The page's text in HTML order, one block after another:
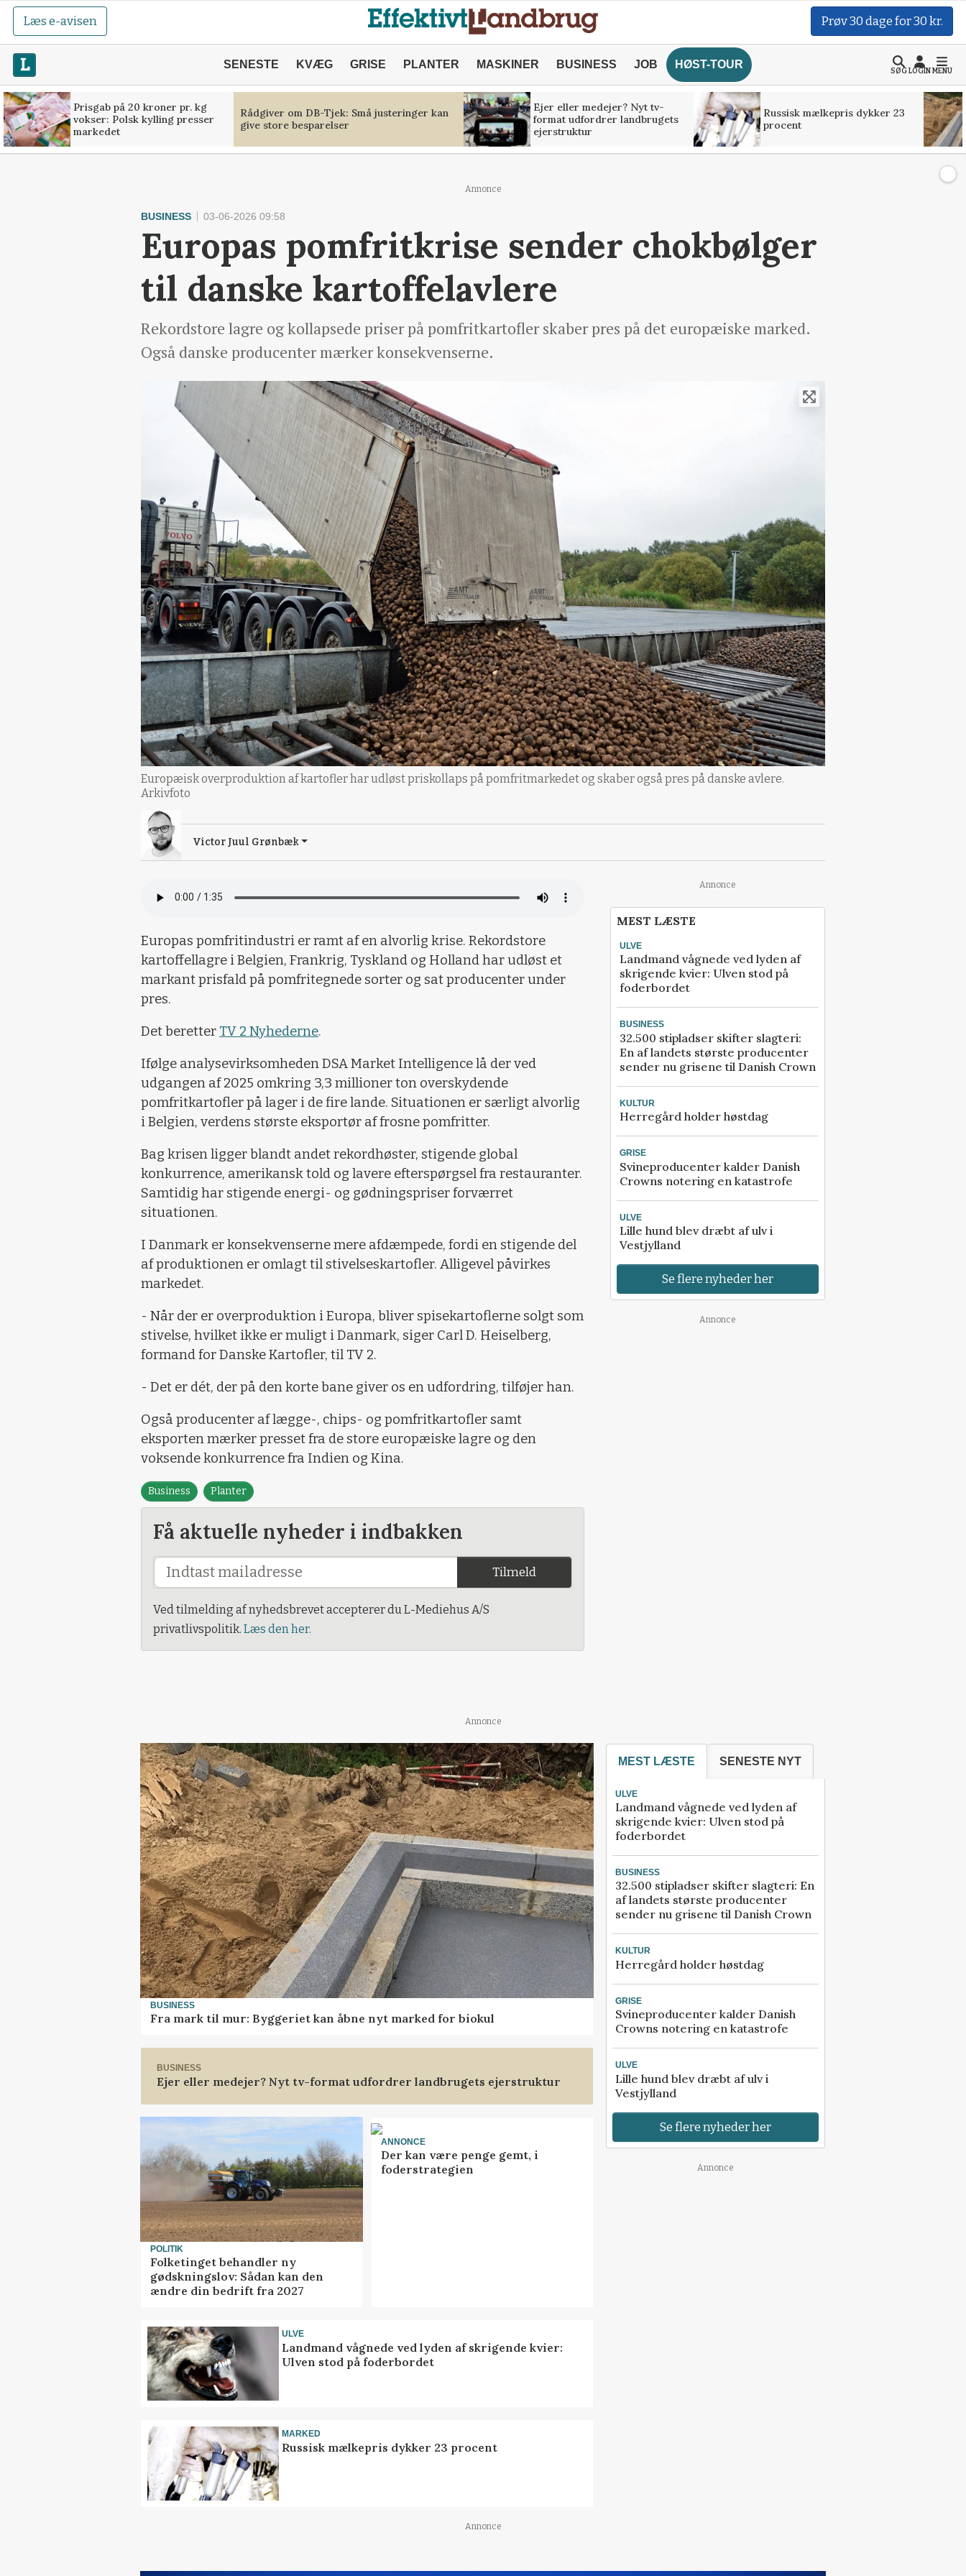
Læs e-avisen Prøv 30 dage for 30 kr.
SENESTE KVÆG GRISE PLANTER MASKINER BUSINESS JOB HØST-TOUR
SØGLOGINMENU
Prisgab på 20 kroner pr. kg
vokser: Polsk kylling presser
markedet
Rådgiver om DB-Tjek: Små justeringer kan
give store besparelser
Ejer eller medejer? Nyt tv-
format udfordrer landbrugets
ejerstruktur
Russisk mælkepris dykker 23
procent
Annonce
BUSINESS 03-06-2026 09:58
Europas pomfritkrise sender chokbølger
til danske kartoffelavlere
Rekordstore lagre og kollapsede priser på pomfritkartofler skaber pres på det europæiske marked.
Også danske producenter mærker konsekvenserne.
Europæisk overproduktion af kartofler har udløst priskollaps på pomfritmarkedet og skaber også pres på danske avlere.
Arkivfoto
Victor Juul Grønbæk
Europas pomfritindustri er ramt af en alvorlig krise. Rekordstore
kartoffellagre i Belgien, Frankrig, Tyskland og Holland har udløst et
markant prisfald på pomfritegnede sorter og sat producenter under
pres.
Det beretter TV 2 Nyhederne.
Ifølge analysevirksomheden DSA Market Intelligence lå der ved
udgangen af 2025 omkring 3,3 millioner ton overskydende
pomfritkartofler på lager i de fire lande. Situationen er særligt alvorlig
i Belgien, verdens største eksportør af frosne pomfritter.
Bag krisen ligger blandt andet rekordhøster, stigende global
konkurrence, amerikansk told og lavere efterspørgsel fra restauranter.
Samtidig har stigende energi- og gødningspriser forværret
situationen.
I Danmark er konsekvenserne mere afdæmpede, fordi en stigende del
af produktionen er omlagt til stivelseskartofler. Alligevel påvirkes
markedet.
- Når der er overproduktion i Europa, bliver spisekartoflerne solgt som
stivelse, hvilket ikke er muligt i Danmark, siger Carl D. Heiselberg,
formand for Danske Kartofler, til TV 2.
- Det er dét, der på den korte bane giver os en udfordring, tilføjer han.
Også producenter af lægge-, chips- og pomfritkartofler samt
eksporten mærker presset fra de store europæiske lagre og den
voksende konkurrence fra Indien og Kina.
Business Planter
Få aktuelle nyheder i indbakken
Tilmeld
Ved tilmelding af nyhedsbrevet accepterer du L-Mediehus A/S
privatlivspolitik. Læs den her.
Annonce
MEST LÆSTE
ULVE
Landmand vågnede ved lyden af
skrigende kvier: Ulven stod på
foderbordet
BUSINESS
32.500 stipladser skifter slagteri:
En af landets største producenter
sender nu grisene til Danish Crown
KULTUR
Herregård holder høstdag
GRISE
Svineproducenter kalder Danish
Crowns notering en katastrofe
ULVE
Lille hund blev dræbt af ulv i
Vestjylland
Se flere nyheder her
Annonce
Annonce
BUSINESS
Fra mark til mur: Byggeriet kan åbne nyt marked for biokul
BUSINESS
Ejer eller medejer? Nyt tv-format udfordrer landbrugets ejerstruktur
POLITIK
Folketinget behandler ny
gødskningslov: Sådan kan den
ændre din bedrift fra 2027
ANNONCE
Der kan være penge gemt, i
foderstrategien
ULVE
Landmand vågnede ved lyden af skrigende kvier:
Ulven stod på foderbordet
MARKED
Russisk mælkepris dykker 23 procent
MEST LÆSTE SENESTE NYT
ULVE
Landmand vågnede ved lyden af
skrigende kvier: Ulven stod på
foderbordet
BUSINESS
32.500 stipladser skifter slagteri: En
af landets største producenter
sender nu grisene til Danish Crown
KULTUR
Herregård holder høstdag
GRISE
Svineproducenter kalder Danish
Crowns notering en katastrofe
ULVE
Lille hund blev dræbt af ulv i
Vestjylland
Se flere nyheder her
Annonce
Annonce